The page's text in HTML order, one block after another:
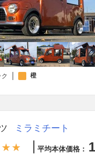
橙
ミラミチート
平均本体価格：